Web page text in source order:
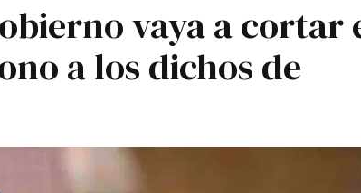
vaya a cortar
a los dichos de